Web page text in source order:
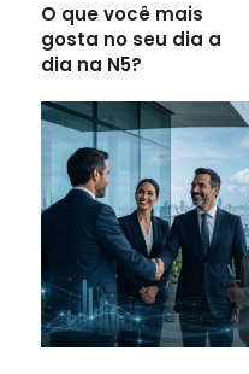
O que você mais
gosta no seu dia a
dia na N5?